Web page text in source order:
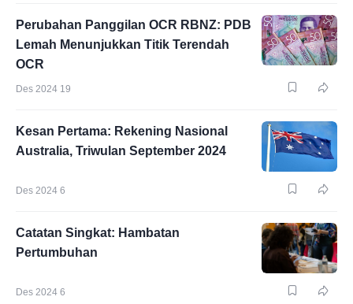
Perubahan Panggilan OCR RBNZ: PDB
Lemah Menunjukkan Titik Terendah
OCR
Des 2024 19
Kesan Pertama: Rekening Nasional
Australia, Triwulan September 2024
Des 2024 6
Catatan Singkat: Hambatan
Pertumbuhan
Des 2024 6